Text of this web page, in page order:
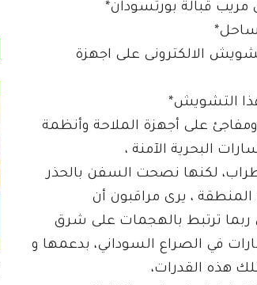
قبالة بورتسودان*
الالكترونى على اجهزة
التشويش*
على أجهزة الملاحة وأنظمة
البحرية الآمنة ،
لكنها نصحت السفن بالحذر
المنطقة ، يرى مراقبون أن
ربما ترتبط بالهجمات على شرق
في الصراع السوداني، بدعمها و
هذه القدرات،